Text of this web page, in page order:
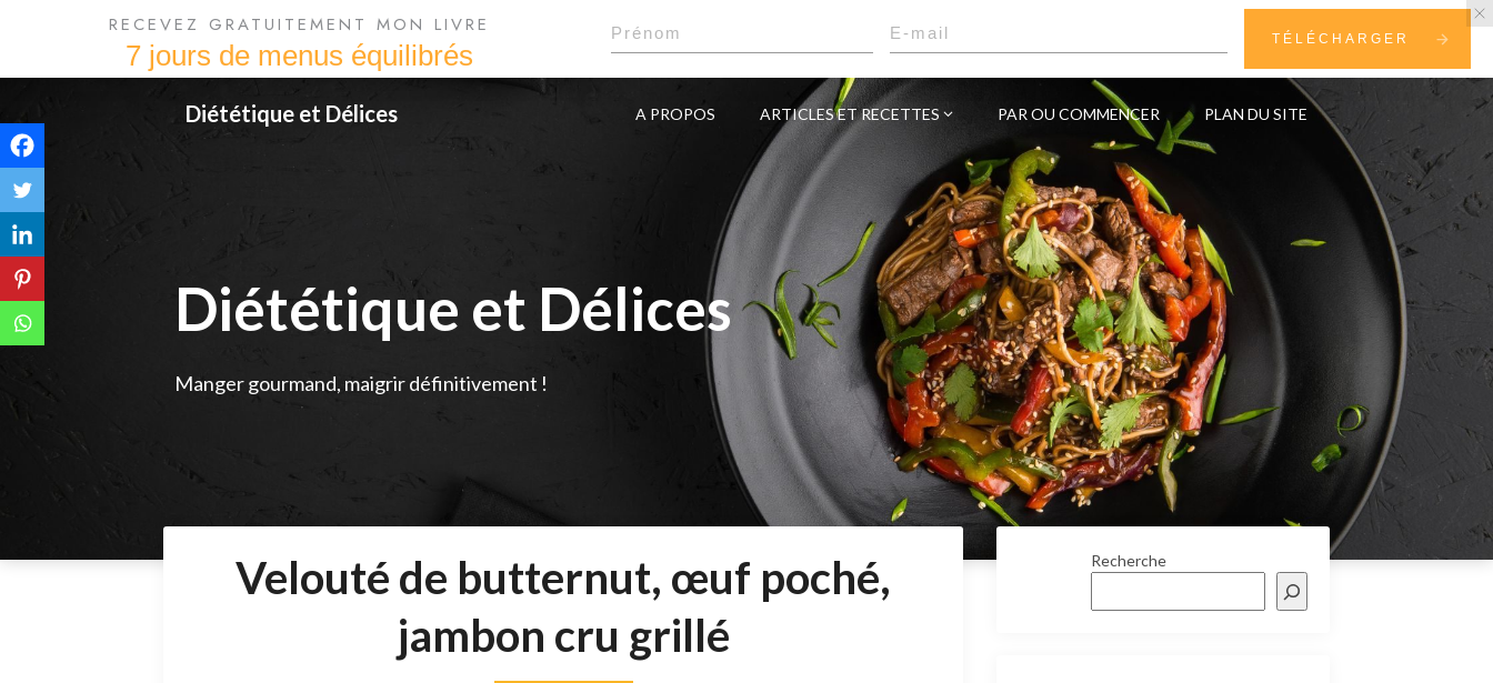
content
Diététique et Délices A PROPOS ARTICLES ET RECETTES PAR OU COMMENCER PLAN DU SITE
Diététique et Délices
Manger gourmand, maigrir définitivement !
Velouté de butternut, œuf poché,
jambon cru grillé
Recherche
RECEVEZ GRATUITEMENT MON LIVRE
7 jours de menus équilibrés TÉLÉCHARGER